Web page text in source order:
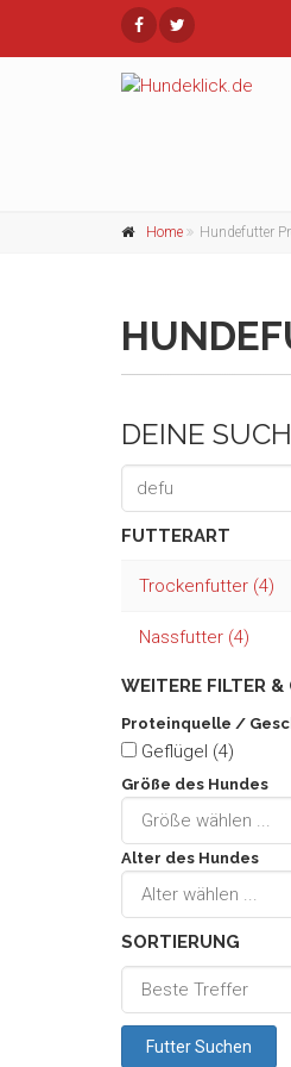
Home Hundefutter
DEINE
FUTTERART
Trockenfutter (4)
Nassfutter (4)
WEITERE FILTER &
Proteinquelle /
Geflügel (4)
Größe des Hundes
Alter des Hundes
SORTIERUNG